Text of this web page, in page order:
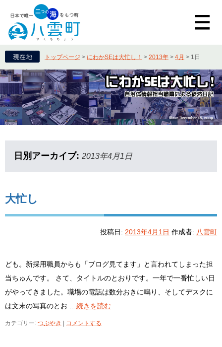
トップページ > にわかSEは大忙し！ > 2013年 > 4月 > 1日
日別アーカイブ: 2013年4月1日
大忙し
投稿日: 2013年4月1日 作成者: 八雲町
ども。新採用職員からも「ブログ見てます」と言われてしまった担
当ちゅんです。 さて、タイトルのとおりです。一年で一番忙しい日
がやってきました。職場の電話は数分おきに鳴り、そしてデスクに
は文末の写真のとお … 続きを読む
カテゴリー: つぶやき コメントする